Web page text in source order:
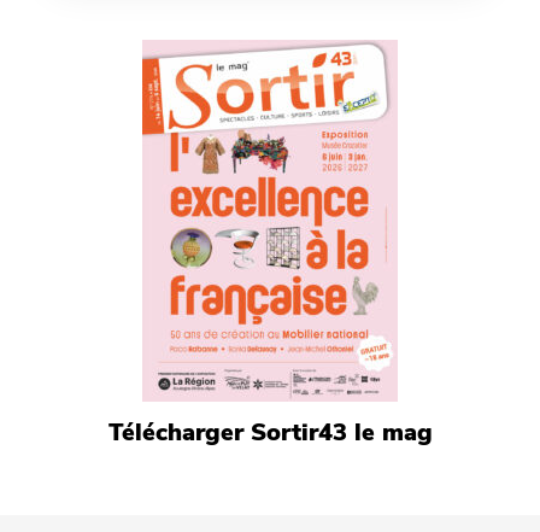
Télécharger Sortir43 le mag